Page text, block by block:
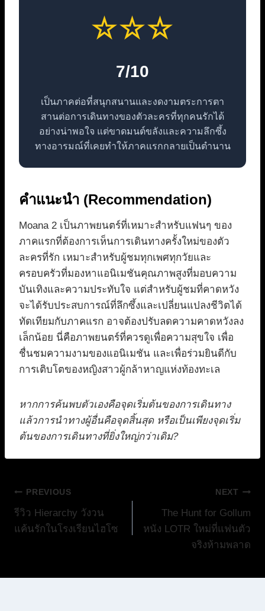
☆☆☆
7/10
เป็นภาคต่อที่สนุกสนานและงดงามตระการตา
สานต่อการเดินทางของตัวละครที่ทุกคนรักได้
อย่างน่าพอใจ แต่ขาดมนต์ขลังและความลึกซึ้ง
ทางอารมณ์ที่เคยทำให้ภาคแรกกลายเป็นตำนาน
คำแนะนำ (Recommendation)
Moana 2 เป็นภาพยนตร์ที่เหมาะสำหรับแฟนๆ ของ
ภาคแรกที่ต้องการเห็นการเดินทางครั้งใหม่ของตัว
ละครที่รัก เหมาะสำหรับผู้ชมทุกเพศทุกวัยและ
ครอบครัวที่มองหาแอนิเมชันคุณภาพสูงที่มอบความ
บันเทิงและความประทับใจ แต่สำหรับผู้ชมที่คาดหวัง
จะได้รับประสบการณ์ที่ลึกซึ้งและเปลี่ยนแปลงชีวิตได้
ทัดเทียมกับภาคแรก อาจต้องปรับลดความคาดหวังลง
เล็กน้อย นี่คือภาพยนตร์ที่ควรดูเพื่อความสุขใจ เพื่อ
ชื่นชมความงามของแอนิเมชัน และเพื่อร่วมยินดีกับ
การเติบโตของหญิงสาวผู้กล้าหาญแห่งท้องทะเล
หากการค้นพบตัวเองคือจุดเริ่มต้นของการเดินทาง
แล้วการนำทางผู้อื่นคือจุดสิ้นสุด หรือเป็นเพียงจุดเริ่ม
ต้นของการเดินทางที่ยิ่งใหญ่กว่าเดิม?
แนะแนว
เรื่อง
PREVIOUS
รีวิว Hierarchy วังวน
แค้นรักในโรงเรียนไฮโซ
NEXT
The Hunt for Gollum
หนัง LOTR ใหม่ที่แฟนตัว
จริงห้ามพลาด